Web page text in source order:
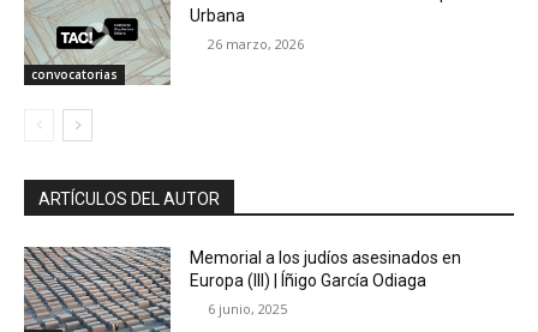
convocatorias
Urbana
26 marzo, 2026
ARTÍCULOS DEL AUTOR
Memorial a los judíos asesinados en
Europa (III) | Íñigo García Odiaga
6 junio, 2025